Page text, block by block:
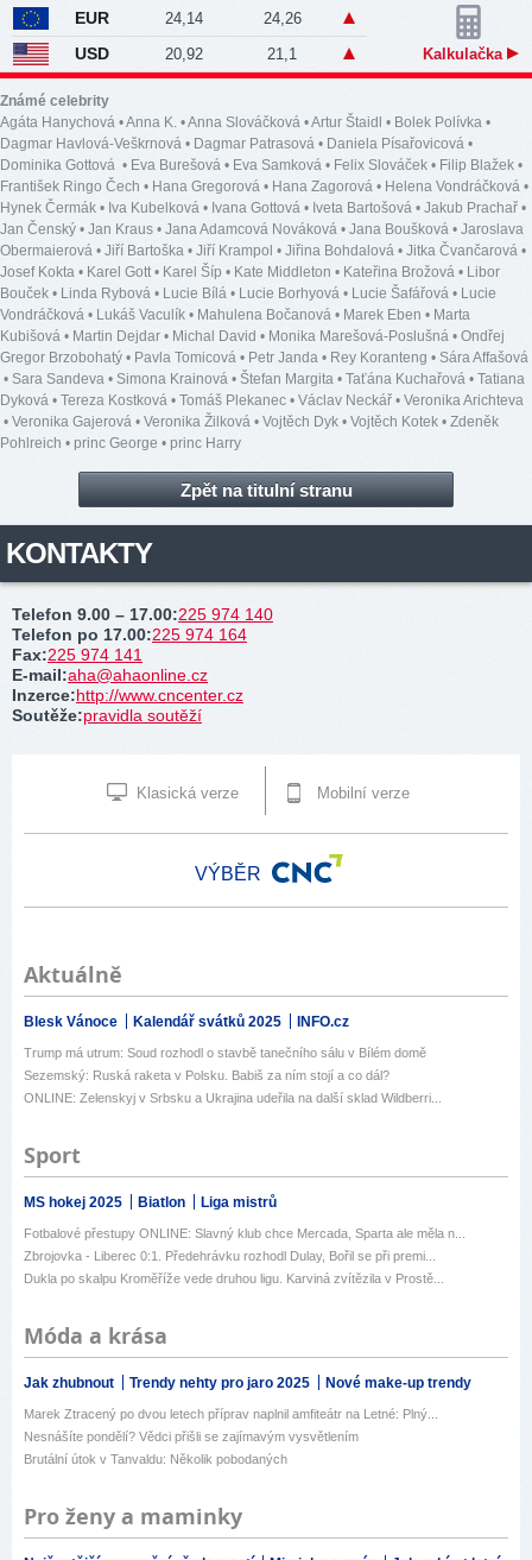
EUR 24,14 24,26
USD 20,92 21,1 Kalkulačka
Známé celebrity
Agáta Hanychová •Anna K. •Anna Slováčková •Artur Štaidl • Bolek Polívka •
Dagmar Havlová-Veškrnová • Dagmar Patrasová • Daniela Písařovicová •
Dominika Gottová • Eva Burešová • Eva Samková • Felix Slováček • Filip Blažek •
František Ringo Čech • Hana Gregorová • Hana Zagorová • Helena Vondráčková •
Hynek Čermák • Iva Kubelková • Ivana Gottová • Iveta Bartošová • Jakub Prachař •
Jan Čenský • Jan Kraus • Jana Adamcová Nováková • Jana Boušková • Jaroslava
Obermaierová • Jiří Bartoška • Jiří Krampol • Jiřina Bohdalová • Jitka Čvančarová •
Josef Kokta • Karel Gott • Karel Šíp • Kate Middleton • Kateřina Brožová • Libor
Bouček • Linda Rybová • Lucie Bílá • Lucie Borhyová • Lucie Šafářová • Lucie
Vondráčková • Lukáš Vaculík • Mahulena Bočanová • Marek Eben • Marta
Kubišová • Martin Dejdar • Michal David • Monika Marešová-Poslušná • Ondřej
Gregor Brzobohatý • Pavla Tomicová • Petr Janda • Rey Koranteng • Sára Affašová
• Sara Sandeva • Simona Krainová • Štefan Margita • Taťána Kuchařová • Tatiana
Dyková • Tereza Kostková • Tomáš Plekanec • Václav Neckář • Veronika Arichteva
• Veronika Gajerová • Veronika Žilková • Vojtěch Dyk • Vojtěch Kotek • Zdeněk
Pohlreich • princ George • princ Harry
Zpět na titulní stranu
KONTAKTY
Telefon 9.00 – 17.00:225 974 140
Telefon po 17.00:225 974 164
Fax:225 974 141
E-mail:aha@ahaonline.cz
Inzerce:http://www.cncenter.cz
Soutěže:pravidla soutěží
Klasická verze Mobilní verze
VÝBĚR
Aktuálně
Blesk Vánoce Kalendář svátků 2025 INFO.cz
Trump má utrum: Soud rozhodl o stavbě tanečního sálu v Bílém domě
Sezemský: Ruská raketa v Polsku. Babiš za ním stojí a co dál?
ONLINE: Zelenskyj v Srbsku a Ukrajina udeřila na další sklad Wildberri...
Sport
MS hokej 2025 Biatlon Liga mistrů
Fotbalové přestupy ONLINE: Slavný klub chce Mercada, Sparta ale měla n...
Zbrojovka - Liberec 0:1. Předehrávku rozhodl Dulay, Bořil se při premi...
Dukla po skalpu Kroměříže vede druhou ligu. Karviná zvítězila v Prostě...
Móda a krása
Jak zhubnout Trendy nehty pro jaro 2025 Nové make-up trendy
Marek Ztracený po dvou letech příprav naplnil amfiteátr na Letné: Plný...
Nesnášíte pondělí? Vědci přišli se zajímavým vysvětlením
Brutální útok v Tanvaldu: Několik pobodaných
Pro ženy a maminky